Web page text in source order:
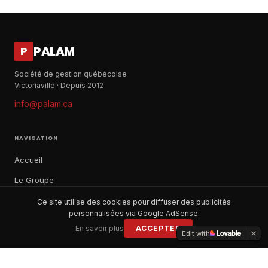
P PALAM
Société de gestion québécoise
Victoriaville · Depuis 2012
info@palam.ca
NAVIGATION
Accueil
Le Groupe
Notre histoire
Ce site utilise des cookies pour diffuser des publicités
personnalisées via Google AdSense.
En savoir plus
ACCEPTER
Edit with